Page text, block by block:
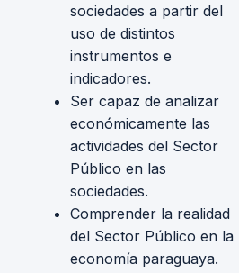
sociedades a partir del
uso de distintos
instrumentos e
indicadores.
Ser capaz de analizar
económicamente las
actividades del Sector
Público en las
sociedades.
Comprender la realidad
del Sector Público en la
economía paraguaya.